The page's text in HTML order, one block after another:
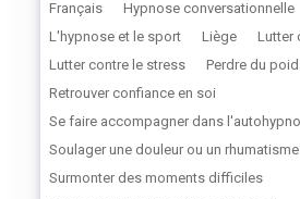
Français
Hypnose conversationnelle
L'hypnose et le sport
Liège
Lutter
Lutter contre le stress
Perdre du
Retrouver confiance en soi
Se faire accompagner dans
Soulager une douleur ou un rhumatisme
Surmonter des moments difficiles